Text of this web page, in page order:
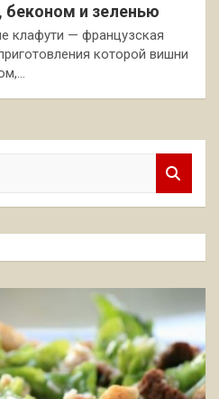
беконом и зеленью
клафути — французская
которой вишни